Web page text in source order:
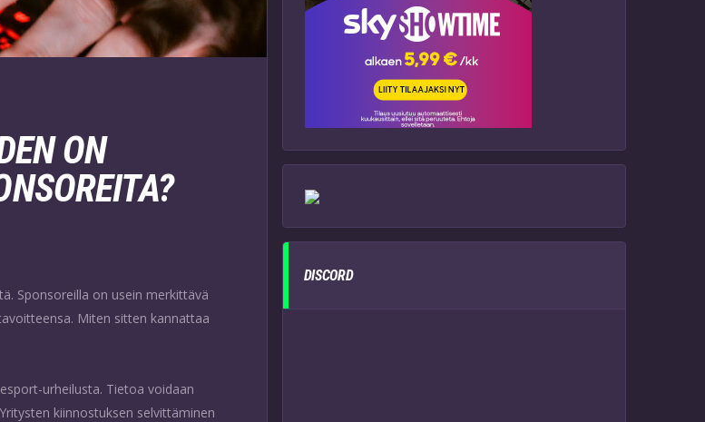
ON
Sponsoreilla on usein merkittävä
Miten sitten kannattaa
urheilusta. Tietoa voidaan
kiinnostuksen selvittäminen
DISCORD